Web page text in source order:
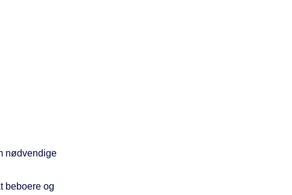
nødvendige
beboere og